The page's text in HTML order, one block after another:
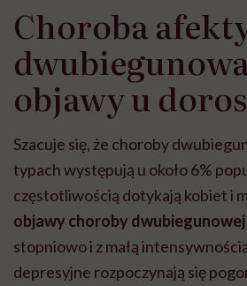
Choroba
objawy u
Szacuje się, że choroby
typach występują u około 6%
częstotliwością dotykają kobiet i
objawy choroby dwubiegunowej
stopniowo i z małą
depresyjne rozpoczynają się